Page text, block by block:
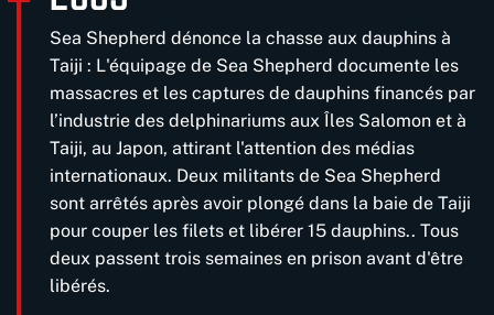
Sea Shepherd dénonce la chasse aux dauphins à
Taiji : L'équipage de Sea Shepherd documente les
massacres et les captures de dauphins financés par
l’industrie des delphinariums aux Îles Salomon et à
Taiji, au Japon, attirant l'attention des médias
internationaux. Deux militants de Sea Shepherd
sont arrêtés après avoir plongé dans la baie de Taiji
pour couper les filets et libérer 15 dauphins.. Tous
deux passent trois semaines en prison avant d'être
libérés.